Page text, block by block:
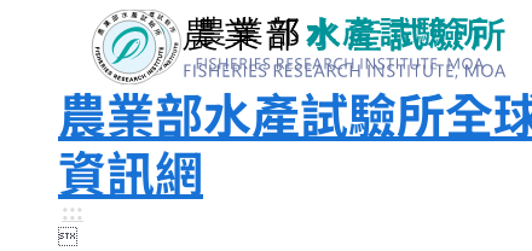
農業部水產試驗所全
資訊網
:::
